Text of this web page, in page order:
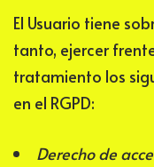
El Usuario tiene
tanto, ejercer
tratamiento los
en el RGPD:
Derecho de